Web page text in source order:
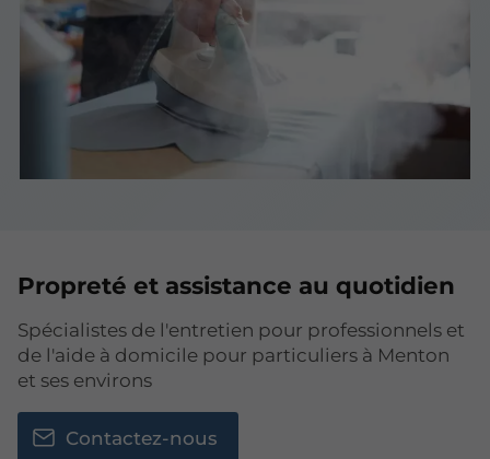
Propreté et assistance au quotidien
Spécialistes de l'entretien pour professionnels et
de l'aide à domicile pour particuliers à Menton
et ses environs
Contactez-nous